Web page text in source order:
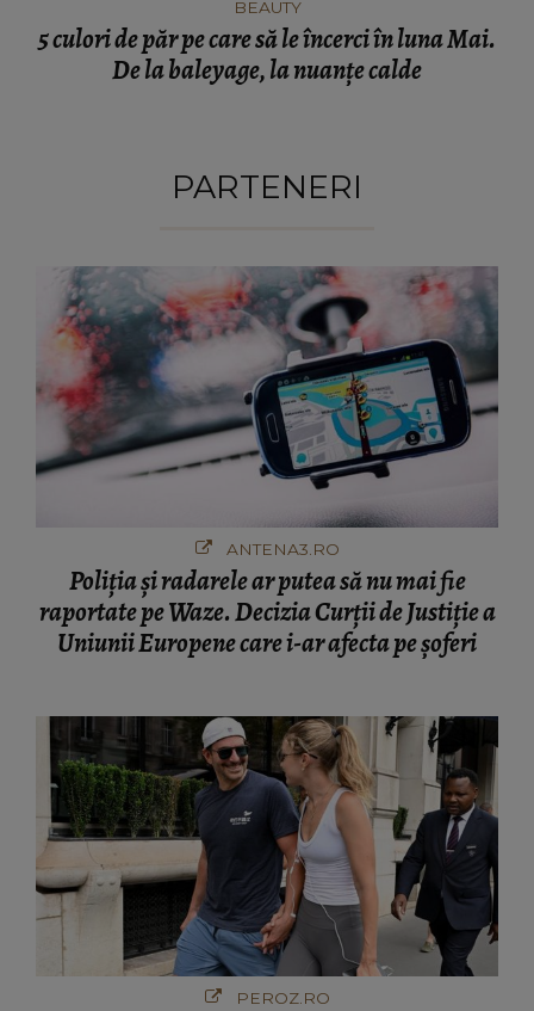
BEAUTY
5 culori de păr pe care să le încerci în luna Mai.
De la baleyage, la nuanțe calde
PARTENERI
ANTENA3.RO
Poliţia şi radarele ar putea să nu mai fie
raportate pe Waze. Decizia Curţii de Justiție a
Uniunii Europene care i-ar afecta pe şoferi
PEROZ.RO